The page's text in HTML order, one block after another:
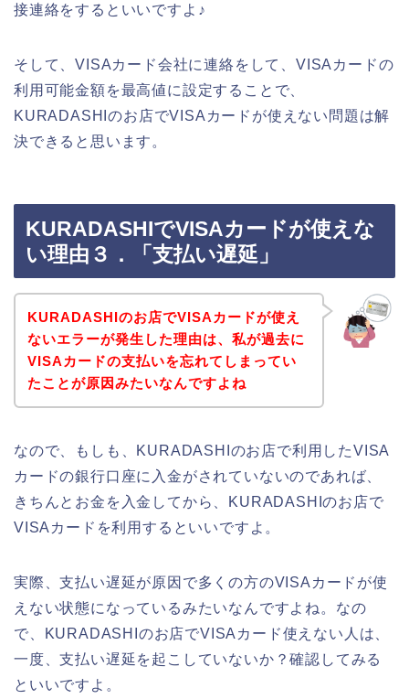
接連絡をするといいですよ♪
そして、VISAカード会社に連絡をして、VISAカードの
利用可能金額を最高値に設定することで、
KURADASHIのお店でVISAカードが使えない問題は解
決できると思います。
KURADASHIでVISAカードが使えな
い理由３．「支払い遅延」
KURADASHIのお店でVISAカードが使え
ないエラーが発生した理由は、私が過去に
VISAカードの支払いを忘れてしまってい
たことが原因みたいなんですよね
なので、もしも、KURADASHIのお店で利用したVISA
カードの銀行口座に入金がされていないのであれば、
きちんとお金を入金してから、KURADASHIのお店で
VISAカードを利用するといいですよ。
実際、支払い遅延が原因で多くの方のVISAカードが使
えない状態になっているみたいなんですよね。なの
で、KURADASHIのお店でVISAカード使えない人は、
一度、支払い遅延を起こしていないか？確認してみる
といいですよ。